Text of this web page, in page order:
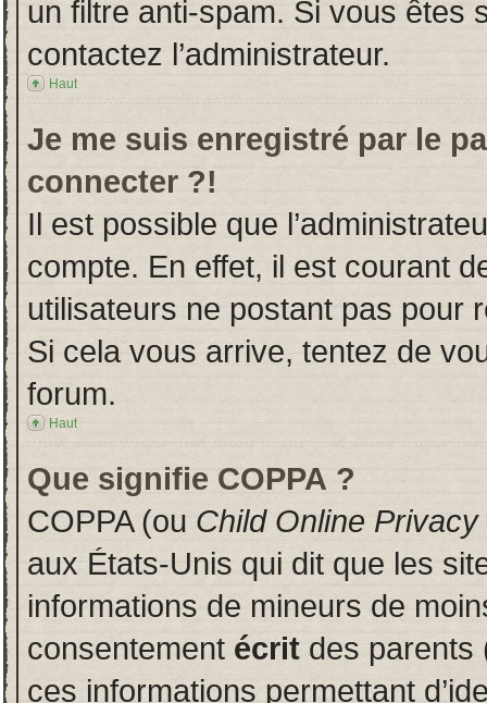
un filtre anti-spam. Si vous êtes
contactez l’administrateur.
Haut
Je me suis enregistré par le
connecter ?!
Il est possible que
compte. En effet, il est courant
utilisateurs ne postant pas pour
Si cela vous arrive, tentez de
forum.
Haut
Que signifie COPPA ?
COPPA (ou Child Online
aux États-Unis qui dit que les
informations de mineurs de
consentement écrit des parents
ces informations permettant